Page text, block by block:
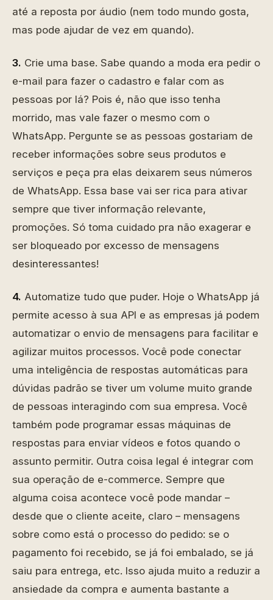
até a reposta por áudio (nem todo mundo gosta,
mas pode ajudar de vez em quando).
3. Crie uma base. Sabe quando a moda era pedir o
e-mail para fazer o cadastro e falar com as
pessoas por lá? Pois é, não que isso tenha
morrido, mas vale fazer o mesmo com o
WhatsApp. Pergunte se as pessoas gostariam de
receber informações sobre seus produtos e
serviços e peça pra elas deixarem seus números
de WhatsApp. Essa base vai ser rica para ativar
sempre que tiver informação relevante,
promoções. Só toma cuidado pra não exagerar e
ser bloqueado por excesso de mensagens
desinteressantes!
4. Automatize tudo que puder. Hoje o WhatsApp já
permite acesso à sua API e as empresas já podem
automatizar o envio de mensagens para facilitar e
agilizar muitos processos. Você pode conectar
uma inteligência de respostas automáticas para
dúvidas padrão se tiver um volume muito grande
de pessoas interagindo com sua empresa. Você
também pode programar essas máquinas de
respostas para enviar vídeos e fotos quando o
assunto permitir. Outra coisa legal é integrar com
sua operação de e-commerce. Sempre que
alguma coisa acontece você pode mandar –
desde que o cliente aceite, claro – mensagens
sobre como está o processo do pedido: se o
pagamento foi recebido, se já foi embalado, se já
saiu para entrega, etc. Isso ajuda muito a reduzir a
ansiedade da compra e aumenta bastante a